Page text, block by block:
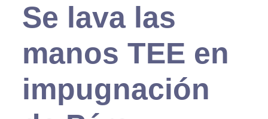
Se lava las
manos TEE en
impugnación